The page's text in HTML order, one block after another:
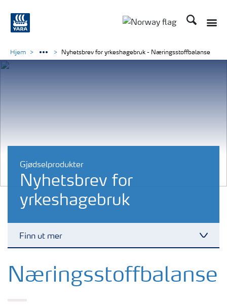
Søk
Gjødselprodukter
Nyhetsbrev for
yrkeshagebruk
Finn ut mer
YaraMila
Hjem Nyhetsbrev for yrkeshagebruk - Næringsstoffbalanse
Næringsstoffbalanse